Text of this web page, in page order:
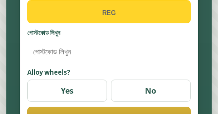
পোস্টকোড লিখুন
Alloy wheels?
Yes No